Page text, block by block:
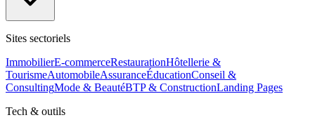
Sites sectoriels
ImmobilierE-commerceRestaurationHôtellerie &
TourismeAutomobileAssuranceÉducationConseil &
ConsultingMode & BeautéBTP & ConstructionLanding Pages
Tech & outils